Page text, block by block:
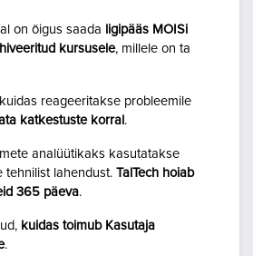
on õigus saada ligipääs MOISi
kursusele, millele on ta
reageeritakse probleemile
katkestuste korral .
analüütikaks kasutatakse
tehnilist lahendust. TalTech hoiab
365 päeva.
kuidas toimub Kasutaja
.